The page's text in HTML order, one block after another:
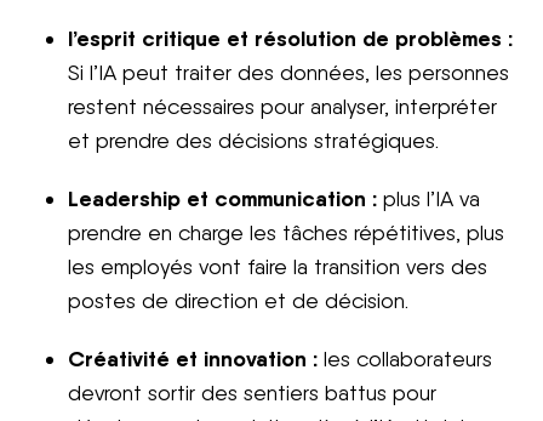
l’esprit critique et résolution de problèmes :
Si l’IA peut traiter des données, les personnes
restent nécessaires pour analyser, interpréter
et prendre des décisions stratégiques.
Leadership et communication : plus l’IA va
prendre en charge les tâches répétitives, plus
les employés vont faire la transition vers des
postes de direction et de décision.
Créativité et innovation : les collaborateurs
devront sortir des sentiers battus pour